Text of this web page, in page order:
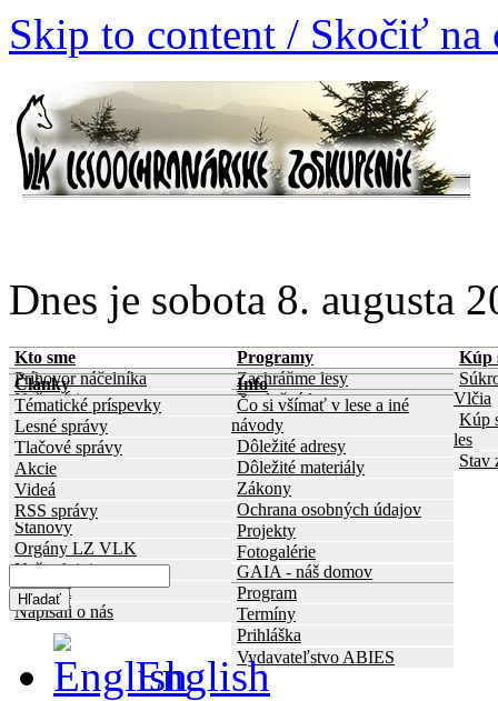
Skip to content / Skočiť na
Dnes je sobota 8. augusta
Kto sme
Príhovor náčelníka
Naša vízia
Čo sme dosiahli
Prírodné rezervácie
Dravce
Legislatíva
Kmene
Stanovy
Orgány LZ VLK
Naše aktivity
Kontakt
Napísali o nás
Programy
Zachráňme lesy
Evolučné lesy
Les a povodne
Les a zrážky
Les a sucho
Globálne zmeny a les
Zachráňme dravce
Vlk
Medveď
GAIA - náš domov
Program
Termíny
Prihláška
Vydavateľstvo ABIES
Kúp
Vlčia
Kúp
les
Stav
Články
Tématické príspevky
Lesné správy
Tlačové správy
Akcie
Videá
RSS správy
Info
Čo si všímať v lese a iné
návody
Dôležité adresy
Dôležité materiály
Zákony
Ochrana osobných údajov
Projekty
Fotogalérie
English